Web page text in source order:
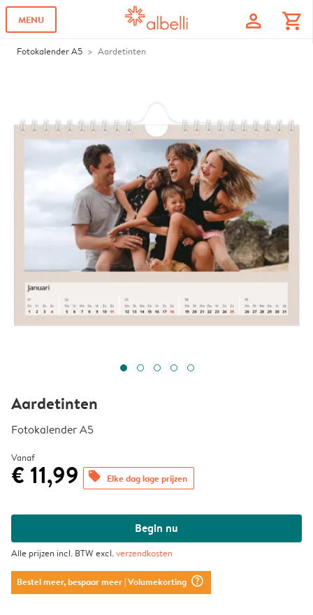
MENU profile shopping_cart
Fotokalender A5 Aardetinten
Aardetinten
Fotokalender A5
Vanaf
€ 11,99 offers Elke dag lage prijzen
Begin nu
Alle prijzen incl. BTW excl.verzendkosten
Bestel meer, bespaar meer| Volumekorting question_mark_circle